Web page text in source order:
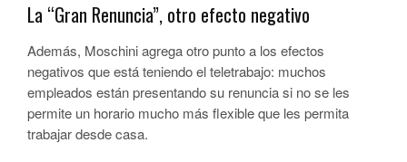
La “Gran Renuncia”, otro efecto negativo
Además, Moschini agrega otro punto a los efectos
negativos que está teniendo el teletrabajo: muchos
empleados están presentando su renuncia si no se les
permite un horario mucho más flexible que les permita
trabajar desde casa.